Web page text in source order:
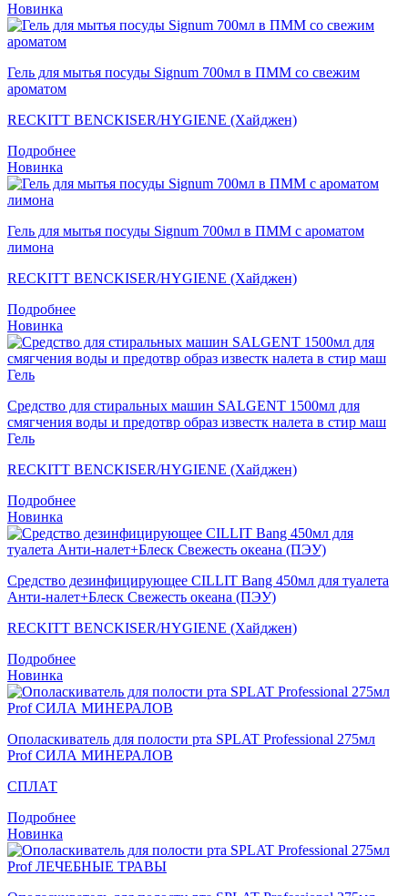
Новинка
Гель для мытья посуды Signum 700мл в ПММ со свежим
ароматом
RECKITT BENCKISER/HYGIENE (Хайджен)
Подробнее
Новинка
Гель для мытья посуды Signum 700мл в ПММ с ароматом
лимона
RECKITT BENCKISER/HYGIENE (Хайджен)
Подробнее
Новинка
Средство для стиральных машин SALGENT 1500мл для
смягчения воды и предотвр образ известк налета в стир маш
Гель
RECKITT BENCKISER/HYGIENE (Хайджен)
Подробнее
Новинка
Средство дезинфицирующее CILLIT Bang 450мл для туалета
Анти-налет+Блеск Свежесть океана (ПЭУ)
RECKITT BENCKISER/HYGIENE (Хайджен)
Подробнее
Новинка
Ополаскиватель для полости рта SPLAT Professional 275мл
Prof СИЛА МИНЕРАЛОВ
СПЛАТ
Подробнее
Новинка